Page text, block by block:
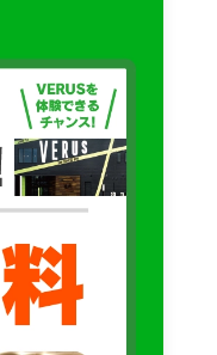
サービスの開発等を
る場合があります。
び解析情報は、以下
向等の分析
規約違反等の防止お
配置、スタッフ配
ルゴリズムの精度向